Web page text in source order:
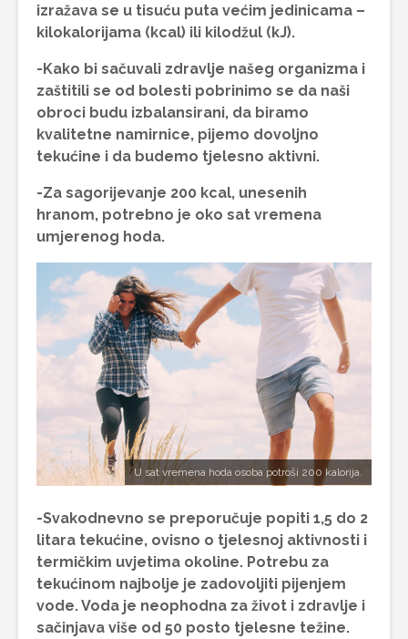
izražava se u tisuću puta većim jedinicama –
kilokalorijama (kcal) ili kilodžul (kJ).
-Kako bi sačuvali zdravlje našeg organizma i
zaštitili se od bolesti pobrinimo se da naši
obroci budu izbalansirani, da biramo
kvalitetne namirnice, pijemo dovoljno
tekućine i da budemo tjelesno aktivni.
-Za sagorijevanje 200 kcal, unesenih
hranom, potrebno je oko sat vremena
umjerenog hoda.
U sat vremena hoda osoba potroši 200 kalorija.
-Svakodnevno se preporučuje popiti 1,5 do 2
litara tekućine, ovisno o tjelesnoj aktivnosti i
termičkim uvjetima okoline. Potrebu za
tekućinom najbolje je zadovoljiti pijenjem
vode. Voda je neophodna za život i zdravlje i
sačinjava više od 50 posto tjelesne težine.